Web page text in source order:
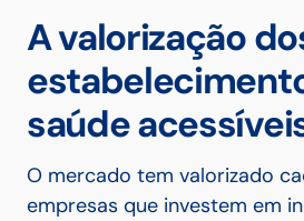
A valorização
saúde
O mercado tem valorizado
empresas que investem em